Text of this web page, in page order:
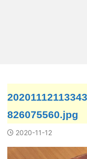
826075560.jpg
2020-11-12